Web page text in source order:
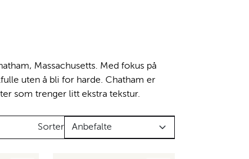
Massachusetts. Med fokus på
uten å bli for harde. Chatham er
som trenger litt ekstra tekstur.
Sorter